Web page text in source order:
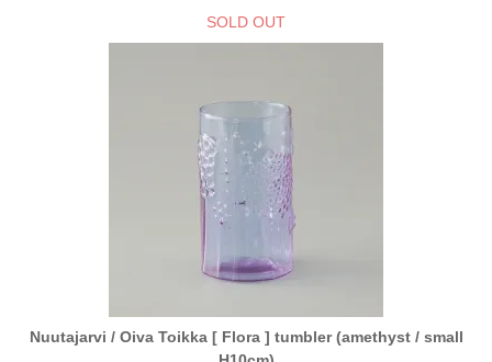
SOLD OUT
Nuutajarvi / Oiva Toikka [ Flora ] tumbler (amethyst / small